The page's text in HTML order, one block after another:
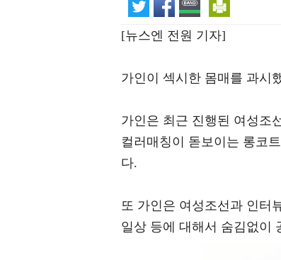
[뉴스엔 전원 기자]
가인이 섹시한 몸매를 과시
가인은 최근 진행된 여성조
컬러매칭이 돋보이는 롱코
다.
또 가인은 여성조선과 인터
일상 등에 대해서 숨김없이